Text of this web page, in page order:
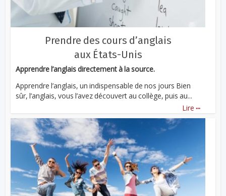
Prendre des cours d’anglais
aux États-Unis
Apprendre l’anglais directement à la source.
Apprendre l’anglais, un indispensable de nos jours Bien
sûr, l’anglais, vous l’avez découvert au collège, puis au...
Lire ...